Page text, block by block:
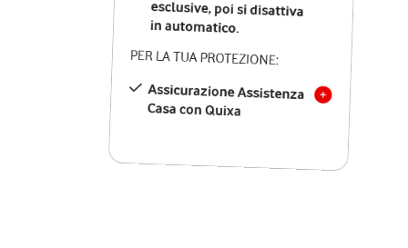
in automatico.
PER LA TUA PROTEZIONE:
Assicurazione Assistenza
Casa con Quixa